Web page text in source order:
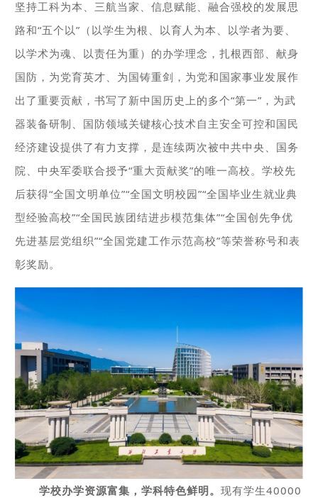
坚持工科为本、三航当家、信息赋能、融合强校的发展思
路和“五个以”（以学生为根、以育人为本、以学者为要、
以学术为魂、以责任为重）的办学理念，扎根西部、献身
国防，为党育英才、为国铸重剑，为党和国家事业发展作
出了重要贡献，书写了新中国历史上的多个“第一”，为武
器装备研制、国防领域关键核心技术自主安全可控和国民
经济建设提供了有力支撑，是连续两次被中共中央、国务
院、中央军委联合授予“重大贡献奖”的唯一高校。学校先
后获得“全国文明单位”“全国文明校园”“全国毕业生就业典
型经验高校”“全国民族团结进步模范集体”“全国创先争优
先进基层党组织”“全国党建工作示范高校”等荣誉称号和表
彰奖励。
学校办学资源富集，学科特色鲜明。 现有学生40000